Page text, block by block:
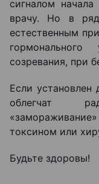
сигналом
врачу. Но в
естественным
созревания, при
Если установлен
облегчат
токсином или
Будьте здоровы!